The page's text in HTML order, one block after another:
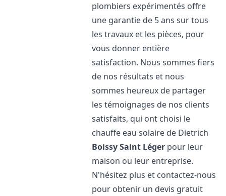
plombiers expérimentés offre
une garantie de 5 ans sur tous
les travaux et les pièces, pour
vous donner entière
satisfaction. Nous sommes fiers
de nos résultats et nous
sommes heureux de partager
les témoignages de nos clients
satisfaits, qui ont choisi le
chauffe eau solaire de Dietrich
Boissy Saint Léger pour leur
maison ou leur entreprise.
N'hésitez plus et contactez-nous
pour obtenir un devis gratuit